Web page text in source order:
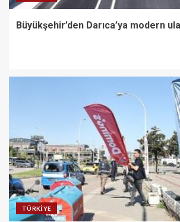
Büyükşehir’den Darıca’ya modern
TÜRKIYE